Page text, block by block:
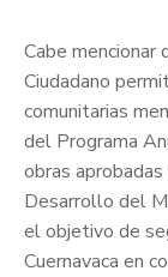
Cabe mencionar
Ciudadano
comunitarias
del Programa
obras
Desarrollo del
el objetivo de
Cuernavaca en